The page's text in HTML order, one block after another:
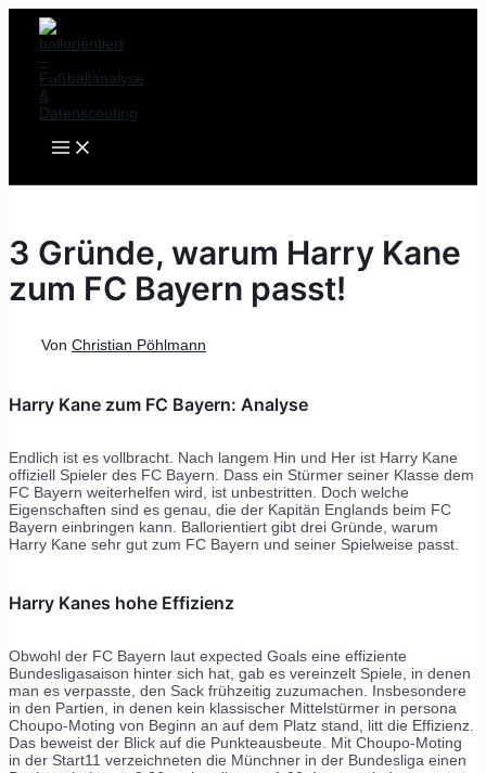
Zum
Inhalt
springen
MENU
3 Gründe, warum Harry Kane
zum FC Bayern passt!
Von Christian Pöhlmann
Harry Kane zum FC Bayern: Analyse
Endlich ist es vollbracht. Nach langem Hin und Her ist Harry Kane
offiziell Spieler des FC Bayern. Dass ein Stürmer seiner Klasse dem
FC Bayern weiterhelfen wird, ist unbestritten. Doch welche
Eigenschaften sind es genau, die der Kapitän Englands beim FC
Bayern einbringen kann. Ballorientiert gibt drei Gründe, warum
Harry Kane sehr gut zum FC Bayern und seiner Spielweise passt.
Harry Kanes hohe Effizienz
Obwohl der FC Bayern laut expected Goals eine effiziente
Bundesligasaison hinter sich hat, gab es vereinzelt Spiele, in denen
man es verpasste, den Sack frühzeitig zuzumachen. Insbesondere
in den Partien, in denen kein klassischer Mittelstürmer in persona
Choupo-Moting von Beginn an auf dem Platz stand, litt die Effizienz.
Das beweist der Blick auf die Punkteausbeute. Mit Choupo-Moting
in der Start11 verzeichneten die Münchner in der Bundesliga einen
Post
navigation